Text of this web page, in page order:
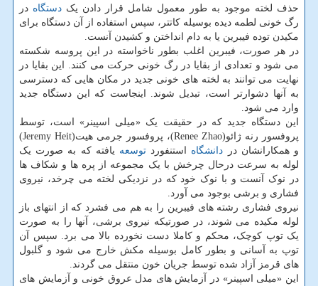
حذف لخته موجود به طور معمول شامل قرار دادن یک دستگاه در
رگ خونی لطمه دیده بوسیله کاتتر، سپس استفاده از آن دستگاه برای
مکیدن توده فیبرین یا به دام انداختن و کشیدن آنست.
در هر صورت، فیبرین اغلب بطور ناخواسته در این پروسه شکسته
می شود و تعدادی از بقایا در رگ خونی حرکت می کنند. این بقایا در
نهایت می توانند به لخته های خونی جدید در مکان هایی که دسترسی
به آنها دشوارتر است، تبدیل شوند. اینجاست که این دستگاه جدید
وارد می شود.
این دستگاه جدید که در حقیقت یک «میلی اسپینر» است، توسط
پروفسور رنه ژائو(Renee Zhao)، پروفسور جرمی هیت(Jeremy Heit)
و همکارانشان در دانشگاه استنفورد توسعه یافته که به صورت یک
لوله به سرعت درحال چرخش با یک مجموعه از پره ها و شکاف ها
در نوک آنست و با نوک خود که در نزدیکی لخته می چرخد، نیروی
فشاری و برشی بوجود می آورد.
نیروی فشاری رشته های فیبرین را به هم می فشرد که از انتهای باز
لوله مکیده می شوند، در صورتیکه نیروی برشی، آنها را به صورت
یک توپ کوچک، محکم و کاملا دست نخورده بالا می برد. سپس آن
توپ به آسانی و بطور کامل بوسیله مکش خارج می شود و گلبول
های قرمز آزاد شده توسط جریان خون منتقل می گردند.
این «میلی اسپینر» در آزمایش های مدل عروق خونی و آزمایش های